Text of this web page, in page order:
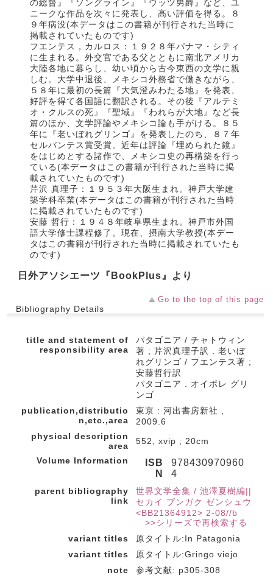
の総督』『ソングライン』『ウッツ男爵』など、ユ
ニークな作品を次々に発表し、高い評価を得る。８
９年病没(本データはこの書籍が刊行された当時に
掲載されていたものです)
フエンテス，カルロス：１９２８年パナマ・シティ
に生まれる。外交官である父とともに南北アメリカ
大陸各地に暮らし、幼い頃から古今東西の文学に親
しむ。大学中退後、メキシコ外務省で働きながら、
５８年に最初の長篇『大気澄みわたる地』を発表、
好評を得て各国語に翻訳される。その後『アルテミ
オ・クルスの死』『聖域』『われらが大地』など長
篇のほか、文学評論やメキシコ論も手がける。８５
年に『老いぼれグリンゴ』を発表したのち、８７年
セルバンテス賞受賞。近年は評論『埋められた鏡』
をはじめとする諸作で、メキシコ史の再構築を行っ
ている(本データはこの書籍が刊行された当時に掲
載されていたものです)
芹沢 真理子：１９５３年大阪生まれ。神戸大学建
築学科卒業(本データはこの書籍が刊行された当時
に掲載されていたものです)
安藤 哲行：１９４８年岐阜県生まれ。神戸市外国
語大学修士課程修了。現在、摂南大学教授(本デー
タはこの書籍が刊行された当時に掲載されていたも
のです)
日外アソシエーツ『BookPlus』より
Go to the top of this page
Bibliography Details
title and statement of
responsibility area
パタゴニア / チャトウィン
著 ; 芹沢真理子訳 . 老いぼ
れグリンゴ / フエンテス著 ;
安藤哲行訳
パタゴニア . オイボレ グリ
ンゴ
publication,distributio
n,etc.,area
東京 : 河出書房新社 ,
2009.6
physical description
area
552, xvip ; 20cm
Volume Information
ISB
N
978430970960
4
parent bibliography
link
世界文学全集 / 池澤夏樹編||
セカイ ブンガク ゼンシュウ
<BB21364912> 2-08//b
>>シリーズで再検索する
variant titles
原タイトル:In Patagonia
variant titles
原タイトル:Gringo viejo
note
参考文献: p305-308